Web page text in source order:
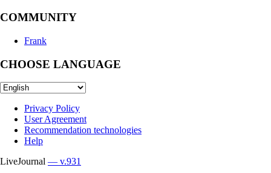
COMMUNITY
Frank
CHOOSE LANGUAGE
Privacy Policy
User Agreement
Recommendation technologies
Help
LiveJournal — v.931